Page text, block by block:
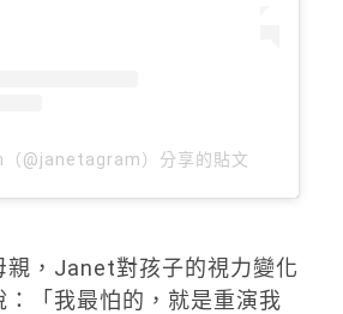
@janetagram）分享的貼文
親，Janet對孩子的視力變化
：「我最怕的，就是重演我